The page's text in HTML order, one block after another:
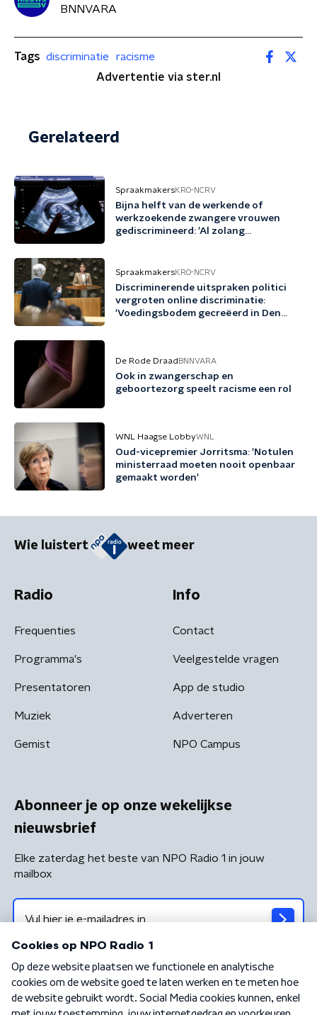
BNNVARA
Tags discriminatie
racisme
Advertentie via ster.nl
Gerelateerd
SpraakmakersKRO-NCRV
Bijna helft van de werkende of
werkzoekende zwangere vrouwen
gediscrimineerd: 'Al zolang
SpraakmakersKRO-NCRV
Discriminerende uitspraken politici
vergroten online discriminatie:
'Voedingsbodem gecreëerd in Den
De Rode Draad BNNVARA
Ook in zwangerschap en
geboortezorg speelt racisme een rol
WNL Haagse LobbyWNL
Oud-vicepremier Jorritsma: 'Notulen
ministerraad moeten nooit openbaar
gemaakt worden'
Wie luistert weet meer
Radio
Frequenties
Programma's
Presentatoren
Muziek
Gemist
Info
Contact
Veelgestelde vragen
App de studio
Adverteren
NPO Campus
Abonneer je op onze wekelijkse
nieuwsbrief
Elke zaterdag het beste van NPO Radio 1 in jouw
mailbox
Algemene voorwaarden